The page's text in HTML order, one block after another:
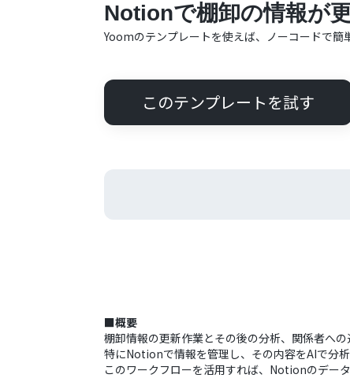
Notionで棚卸の情報が
Yoomのテンプレートを使えば、ノーコードで簡
このテンプレートを試す
■概要
棚卸情報の更新作業とその後の分析、関係者へ
特にNotionで情報を管理し、その内容をAIで分
このワークフローを活用すれば、Notionのデー